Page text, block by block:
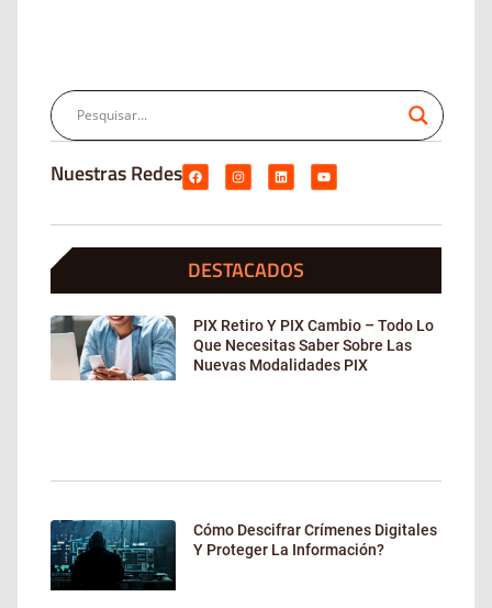
Nuestras Redes
DESTACADOS
PIX Retiro Y PIX Cambio – Todo Lo
Que Necesitas Saber Sobre Las
Nuevas Modalidades PIX
Cómo Descifrar Crímenes Digitales
Y Proteger La Información?